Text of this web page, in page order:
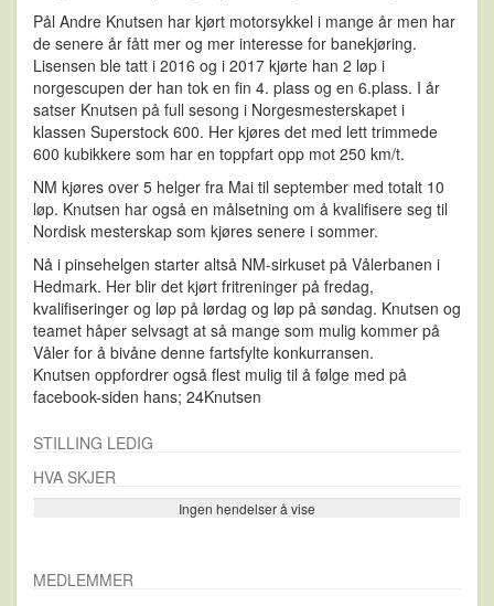
Pål Andre Knutsen har kjørt motorsykkel i mange år men har
de senere år fått mer og mer interesse for banekjøring.
Lisensen ble tatt i 2016 og i 2017 kjørte han 2 løp i
norgescupen der han tok en fin 4. plass og en 6.plass. I år
satser Knutsen på full sesong i Norgesmesterskapet i
klassen Superstock 600. Her kjøres det med lett trimmede
600 kubikkere som har en toppfart opp mot 250 km/t.
NM kjøres over 5 helger fra Mai til september med totalt 10
løp. Knutsen har også en målsetning om å kvalifisere seg til
Nordisk mesterskap som kjøres senere i sommer.
Nå i pinsehelgen starter altså NM-sirkuset på Vålerbanen i
Hedmark. Her blir det kjørt fritreninger på fredag,
kvalifiseringer og løp på lørdag og løp på søndag. Knutsen og
teamet håper selvsagt at så mange som mulig kommer på
Våler for å bivåne denne fartsfylte konkurransen.
Knutsen oppfordrer også flest mulig til å følge med på
facebook-siden hans; 24Knutsen
STILLING LEDIG
HVA SKJER
Ingen hendelser å vise
Se flere…
MEDLEMMER